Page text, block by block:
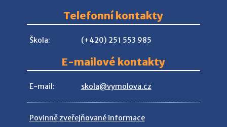
Telefonní kontakty
Škola: (+420) 251 553 985
E-mailové kontakty
E-mail: skola@vymolova.cz
Povinně zveřejňované informace